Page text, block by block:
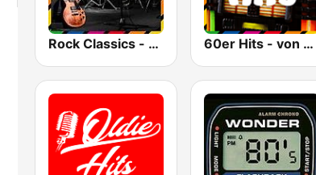
Rock Classics - von 80er 90er OLDIE ANTENNE 60er Hits - von 80er 90er OLDIE ANTENNE